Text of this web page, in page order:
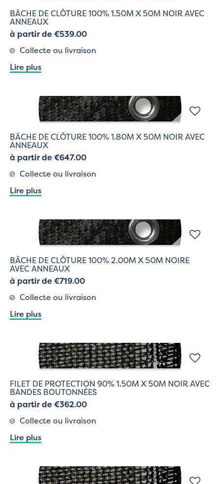
BÂCHE DE CLÔTURE 100% 1.50M X 50M NOIR AVEC
ANNEAUX
à partir de €539.00
Collecte ou livraison
Lire plus
BÂCHE DE CLÔTURE 100% 1.80M X 50M NOIR AVEC
ANNEAUX
à partir de €647.00
Collecte ou livraison
Lire plus
BÂCHE DE CLÔTURE 100% 2.00M X 50M NOIRE
AVEC ANNEAUX
à partir de €719.00
Collecte ou livraison
Lire plus
FILET DE PROTECTION 90% 1.50M X 50M NOIR AVEC
BANDES BOUTONNÉES
à partir de €362.00
Collecte ou livraison
Lire plus